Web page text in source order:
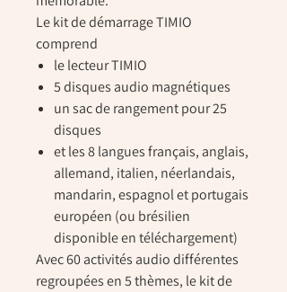
Le kit de démarrage TIMIO
comprend
le lecteur TIMIO
5 disques audio magnétiques
un sac de rangement pour 25
disques
et les 8 languesfrançais, anglais,
allemand, italien, néerlandais,
mandarin, espagnol et portugais
européen (ou brésilien
disponible en téléchargement)
Avec 60 activités audio différentes
regroupées en 5 thèmes, le kit de